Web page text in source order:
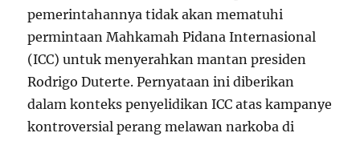
pemerintahannya tidak akan mematuhi
permintaan Mahkamah Pidana Internasional
(ICC) untuk menyerahkan mantan presiden
Rodrigo Duterte. Pernyataan ini diberikan
dalam konteks penyelidikan ICC atas kampanye
kontroversial perang melawan narkoba di